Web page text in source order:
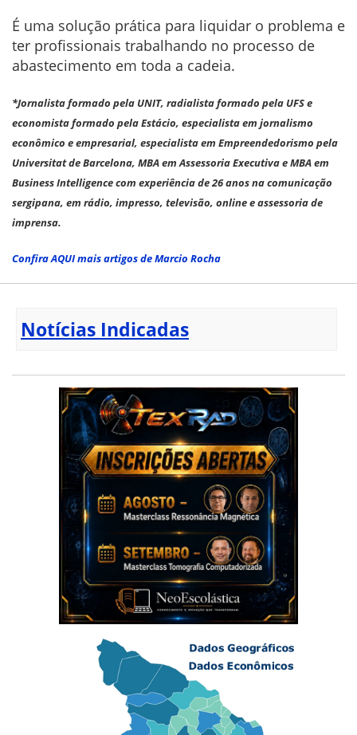
É uma solução prática para liquidar o problema e
ter profissionais trabalhando no processo de
abastecimento em toda a cadeia.
*Jornalista formado pela UNIT, radialista formado pela UFS e
economista formado pela Estácio, especialista em jornalismo
econômico e empresarial, especialista em Empreendedorismo pela
Universitat de Barcelona, MBA em Assessoria Executiva e MBA em
Business Intelligence com experiência de 26 anos na comunicação
sergipana, em rádio, impresso, televisão, online e assessoria de
imprensa.
Confira AQUI mais artigos de Marcio Rocha
Notícias Indicadas